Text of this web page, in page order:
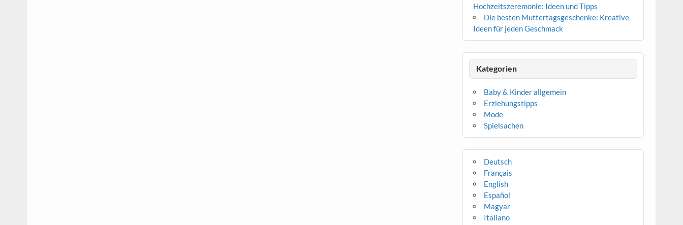
Hochzeitszeremonie: Ideen und Tipps
Die besten Muttertagsgeschenke: Kreative
Ideen für jeden Geschmack
Kategorien
Baby & Kinder allgemein
Erziehungstipps
Mode
Spielsachen
Deutsch
Français
English
Español
Magyar
Italiano